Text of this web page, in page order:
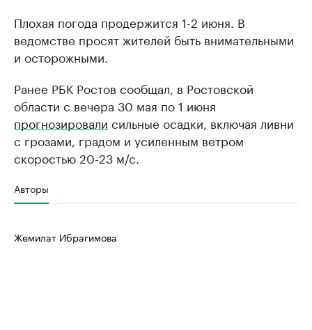
Плохая погода продержится 1-2 июня. В
ведомстве просят жителей быть внимательными
и осторожными.
Ранее РБК Ростов сообщал, в Ростовской
области с вечера 30 мая по 1 июня
прогнозировали сильные осадки, включая ливни
с грозами, градом и усиленным ветром
скоростью 20-23 м/с.
Авторы
Жемилат Ибрагимова